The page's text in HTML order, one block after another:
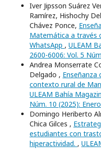
Iver Jipsson Suárez
Ramírez, Hishochy
Chávez Ponce,
Matemática a través
WhatsApp , ULEAM
2600-6006: Vol. 5
Andrea Monserrate
Delgado , Enseñanza
contexto rural de
ULEAM Bahía
Núm. 10 (2025):
Domingo Heriberto
Chica Gilces ,
estudiantes con
hiperactividad. ,